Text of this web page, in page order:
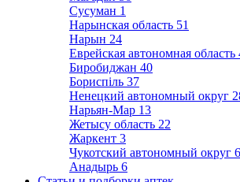
Сусуман 1
Нарынская область 51
Нарын 24
Еврейская автономная область
Биробиджан 40
Бориспіль 37
Ненецкий автономный округ
Нарьян-Мар 13
Жетысу область 22
Жаркент 3
Чукотский автономный округ 6
Анадырь 6